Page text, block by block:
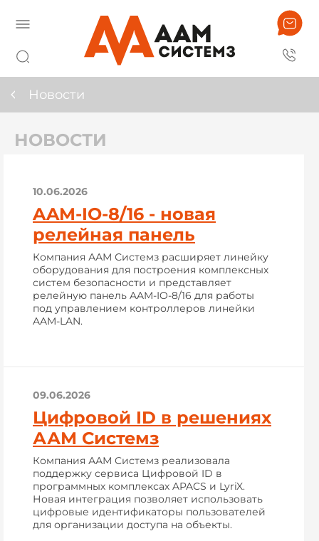
Новости
НОВОСТИ
10.06.2026
AAM-IO-8/16 - новая
релейная панель
Компания ААМ Системз расширяет линейку
оборудования для построения комплексных
систем безопасности и представляет
релейную панель AAM-IO-8/16 для работы
под управлением контроллеров линейки
AAM-LAN.
09.06.2026
Цифровой ID в решениях
ААМ Системз
Компания ААМ Системз реализовала
поддержку сервиса Цифровой ID в
программных комплексах APACS и LyriX.
Новая интеграция позволяет использовать
цифровые идентификаторы пользователей
для организации доступа на объекты.